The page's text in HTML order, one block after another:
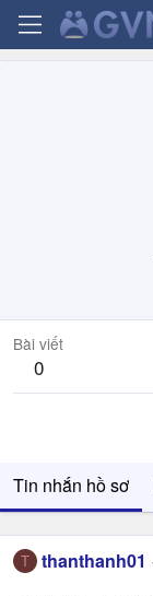
Bài viết
0
Tin nhắn hồ sơ
T thanthanh01